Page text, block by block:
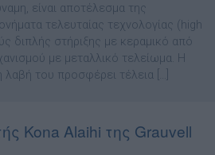
είναι αποτέλεσµα της
τελευταίας τεχνολογίας (high
διπλής στήριξης µε κεραµικό από
µε µεταλλικό τελείωµα. Η
του προσφέρει τέλεια […]
Kona Alaihi της Grauvell